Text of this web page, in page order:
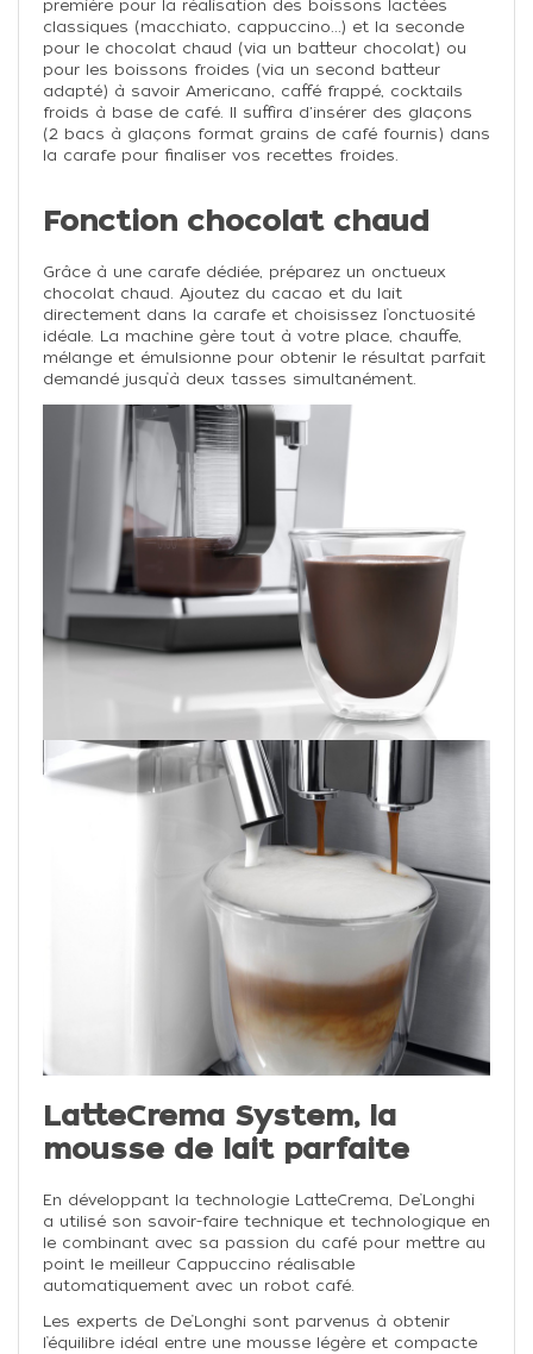
première pour la réalisation des boissons lactées
classiques (macchiato, cappuccino...) et la seconde
pour le chocolat chaud (via un batteur chocolat) ou
pour les boissons froides (via un second batteur
adapté) à savoir Americano, caffé frappé, cocktails
froids à base de café. Il suffira d'insérer des glaçons
(2 bacs à glaçons format grains de café fournis) dans
la carafe pour finaliser vos recettes froides.
Fonction chocolat chaud
Grâce à une carafe dédiée, préparez un onctueux
chocolat chaud. Ajoutez du cacao et du lait
directement dans la carafe et choisissez l’onctuosité
idéale. La machine gère tout à votre place, chauffe,
mélange et émulsionne pour obtenir le résultat parfait
demandé jusqu’à deux tasses simultanément.
LatteCrema System, la
mousse de lait parfaite
En développant la technologie LatteCrema, De’Longhi
a utilisé son savoir-faire technique et technologique en
le combinant avec sa passion du café pour mettre au
point le meilleur Cappuccino réalisable
automatiquement avec un robot café.
Les experts de De’Longhi sont parvenus à obtenir
l’équilibre idéal entre une mousse légère et compacte